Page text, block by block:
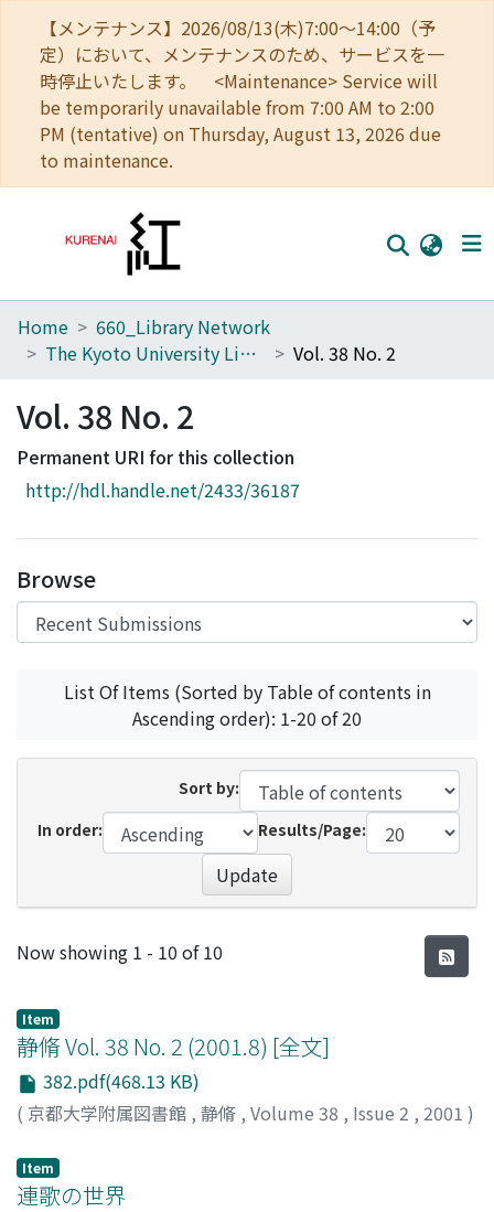
【メンテナンス】2026/08/13(木)7:00～14:00（予
定）において、メンテナンスのため、サービスを一
時停止いたします。 <Maintenance> Service will
be temporarily unavailable from 7:00 AM to 2:00
PM (tentative) on Thursday, August 13, 2026 due
to maintenance.
Home
Browse
Download Ranking
Access Statistics
Home
660_Library Network
The Kyoto University Library Network Bulletin : Sei-shu
Vol. 38 No. 2
Vol. 38 No. 2
Permanent URI for this collection
http://hdl.handle.net/2433/36187
Browse
List Of Items (Sorted by Table of contents in
Ascending order): 1-20 of 20
Sort by:
In order:
Results/Page:
Update
Recent Submissions
Now showing 1 - 10 of 10
Item
静脩 Vol. 38 No. 2 (2001.8) [全文]
382.pdf(468.13 KB)
( 京都大学附属図書館 , 静脩 , Volume 38 , Issue 2 , 2001 )
Item
連歌の世界